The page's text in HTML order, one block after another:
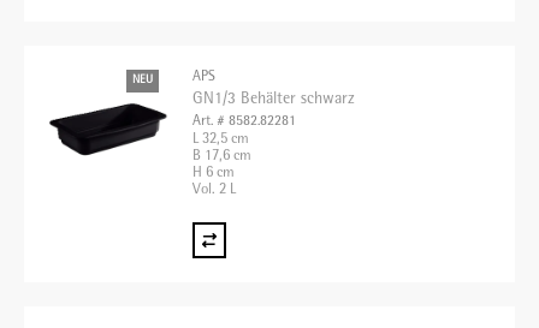
NEU APS
GN1/3 Behälter schwarz
Art. # 8582.82281
L 32,5 cm
B 17,6 cm
H 6 cm
Vol. 2 L